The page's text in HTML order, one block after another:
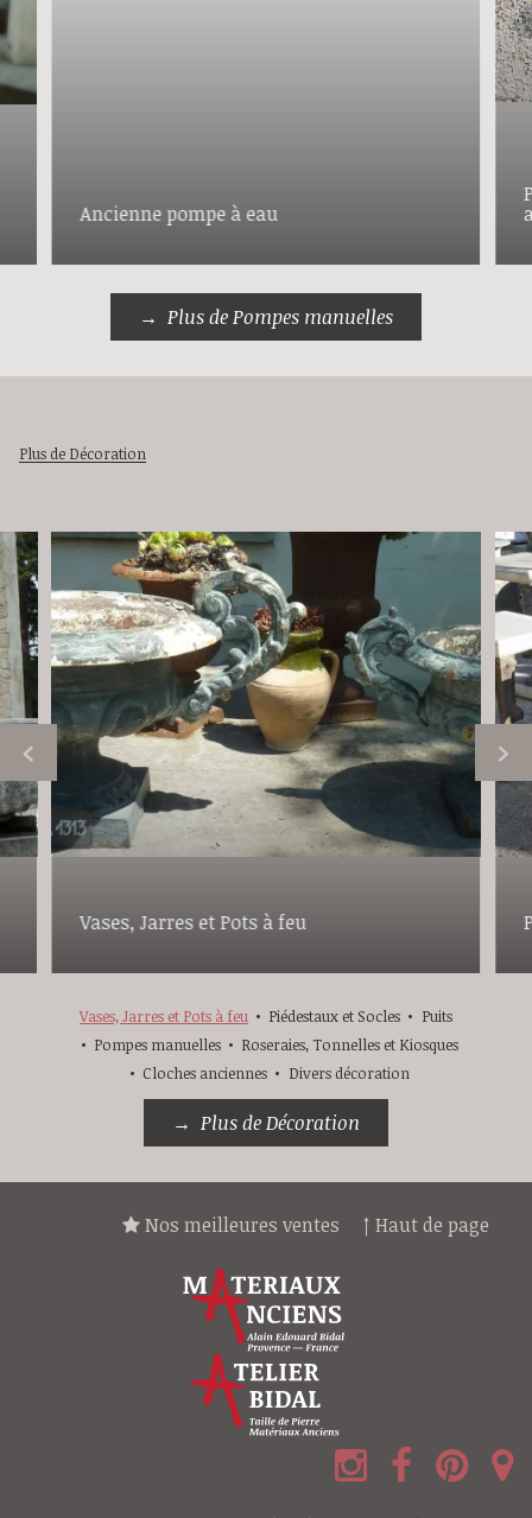
Ancienne pompe à eau
Plus de Pompes manuelles
Plus de Décoration
Vases, Jarres et Pots à feu
Vases, Jarres et Pots à feu Piédestaux et Socles
Puits
Pompes manuelles
Roseraies, Tonnelles et Kiosques
Cloches anciennes
Divers décoration
Plus de Décoration
↑ Haut de page
Nos meilleures ventes